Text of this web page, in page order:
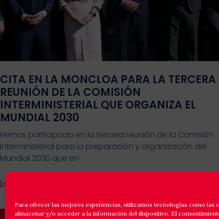
Para ofrecer las mejores experiencias, utilizamos tecnologías como las
almacenar y/o acceder a la información del dispositivo. El
CITA EN LA MONCLOA PARA LA TERCERA
REUNIÓN DE LA COMISIÓN
INTERMINISTERIAL QUE ORGANIZA EL
MUNDIAL 2030
Hemos participado en la tercera reunión de la Comisión
Interministerial para la preparación y organización del
Mundial 2030 que en
Leer Más